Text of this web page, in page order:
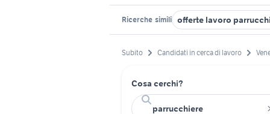
Ricerche simili offerte lavoro
Subito Candidati in cerca di lavoro
Cosa cerchi?